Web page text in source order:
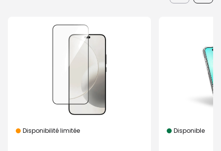
Disponibilité limitée Disponible